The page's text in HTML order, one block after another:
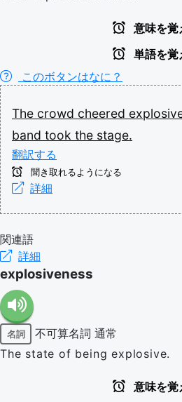
意味を覚
単語を覚
このボタンはなに？
The crowd cheered
band took the stage.
翻訳する
聞き取れるようになる
詳細
関連語
詳細
explosiveness
名詞 不可算名詞 通常
The state of being explosive.
意味を覚